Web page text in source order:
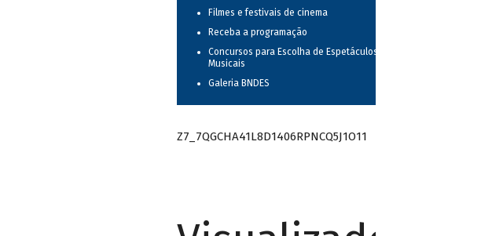
Filmes e festivais de cinema
Receba a programação
Concursos para Escolha de Espetáculos
Musicais
Galeria BNDES
Z7_7QGCHA41L8D1406RPNCQ5J1O11